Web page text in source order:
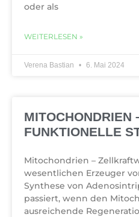
oder als
WEITERLESEN »
Verena Bastian 6. Mai 2024
MITOCHONDRIEN
FUNKTIONELLE
Mitochondrien –
wesentlichen Erzeuger
Synthese von
passiert, wenn den
ausreichende